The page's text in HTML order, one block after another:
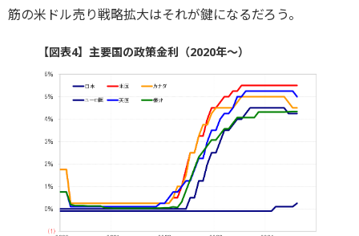
筋の米ドル売り戦略拡大はそれが鍵になるだろう。
【図表4】主要国の政策金利（2020年～）